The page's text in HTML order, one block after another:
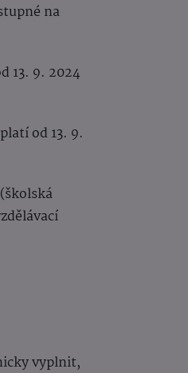
na
13. 9. 2024
od 13. 9.
(školská
vyplnit,